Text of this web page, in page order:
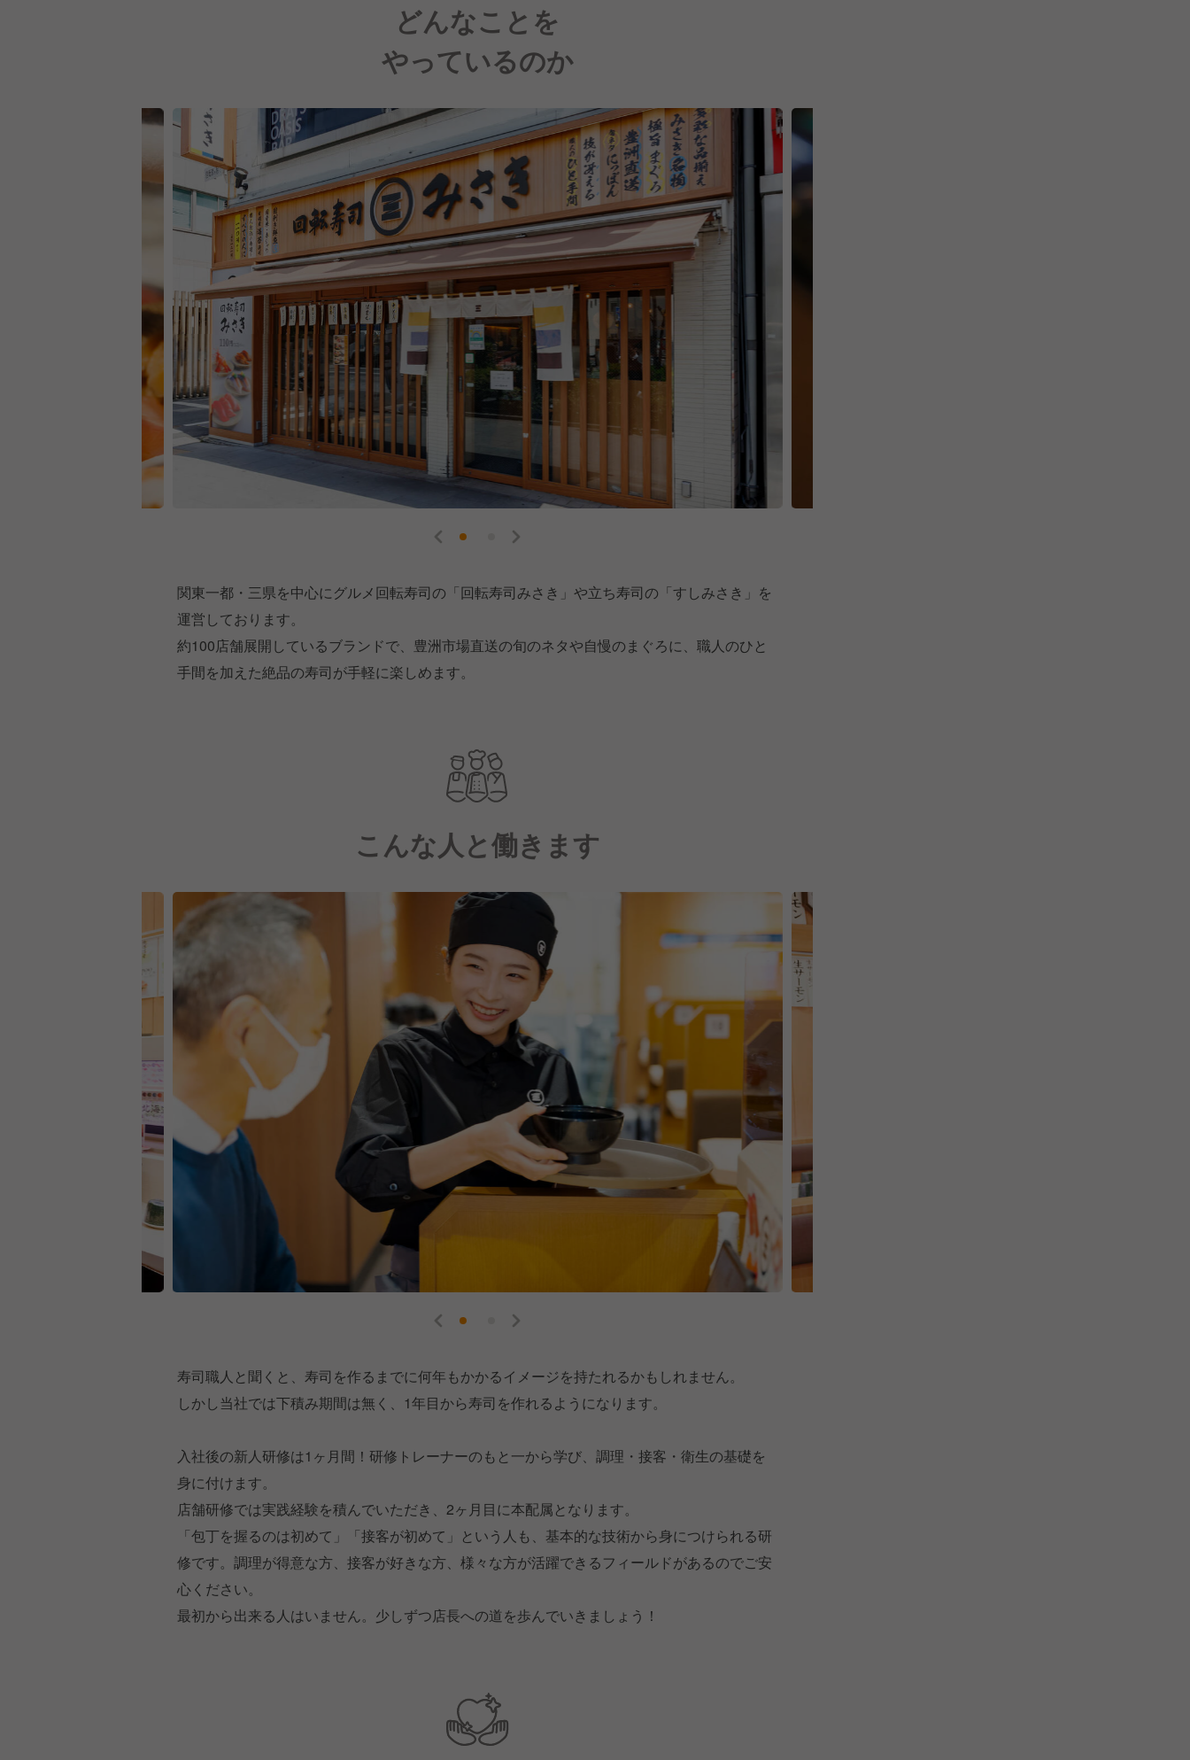
どんなことを
やっているのか
関東一都・三県を中心にグルメ回転寿司の「回転寿司みさき」や立ち寿司の「すしみさき」を
運営しております。
約100店舗展開しているブランドで、豊洲市場直送の旬のネタや自慢のまぐろに、職人のひと
手間を加えた絶品の寿司が手軽に楽しめます。
こんな人と働きます
寿司職人と聞くと、寿司を作るまでに何年もかかるイメージを持たれるかもしれません。
しかし当社では下積み期間は無く、1年目から寿司を作れるようになります。
入社後の新人研修は1ヶ月間！研修トレーナーのもと一から学び、調理・接客・衛生の基礎を
身に付けます。
店舗研修では実践経験を積んでいただき、2ヶ月目に本配属となります。
「包丁を握るのは初めて」「接客が初めて」という人も、基本的な技術から身につけられる研
修です。調理が得意な方、接客が好きな方、様々な方が活躍できるフィールドがあるのでご安
心ください。
最初から出来る人はいません。少しずつ店長への道を歩んでいきましょう！